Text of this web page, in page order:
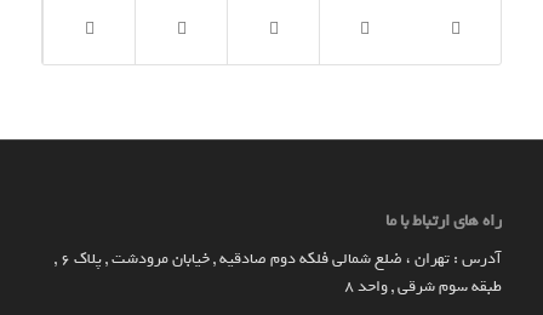
راه های ارتباط با ما
آدرس : تهران ، ضلع شمالی فلکه دوم صادقیه , خیابان مرودشت , پلاک ۶ ,
طبقه سوم شرقی , واحد ۸